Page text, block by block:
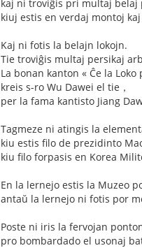
kaj ni troviĝis pri multaj belaj
kiuj estis en verdaj montoj
Kaj ni fotis la belajn lokojn.
Tie troviĝis multaj persikaj
La bonan kanton « Ĉe la Loko
kreis s-ro Wu Dawei el tie，
per la fama kantisto Jiang
Tagmeze ni atingis la
kiu estis filo de prezidinto
kiu filo forpasis en Korea
En la lernejo estis la Muzeo
antaŭ la lernejo ni fotis por
Poste ni iris la fervojan
pro bombardado el usonaj